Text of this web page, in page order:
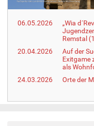
06.05.2026
„Wia
Remstal
20.04.2026
Auf der
Exitgame
als
24.03.2026
Orte der